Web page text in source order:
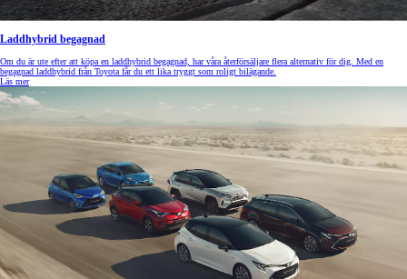
Laddhybrid begagnad
Om du är ute efter att köpa en laddhybrid begagnad, har våra återförsäljare flera alternativ för dig. Med en
begagnad laddhybrid från Toyota får du ett lika tryggt som roligt bilägande.
Läs mer